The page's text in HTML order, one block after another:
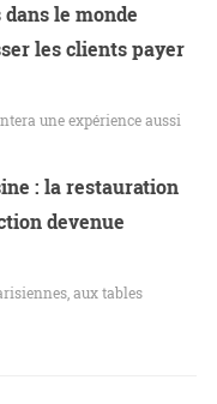
le monde
les clients payer
une expérience aussi
: la restauration
devenue
aux tables